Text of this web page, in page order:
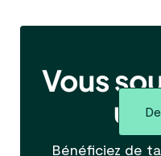
Vous
un
Bénéficiez de